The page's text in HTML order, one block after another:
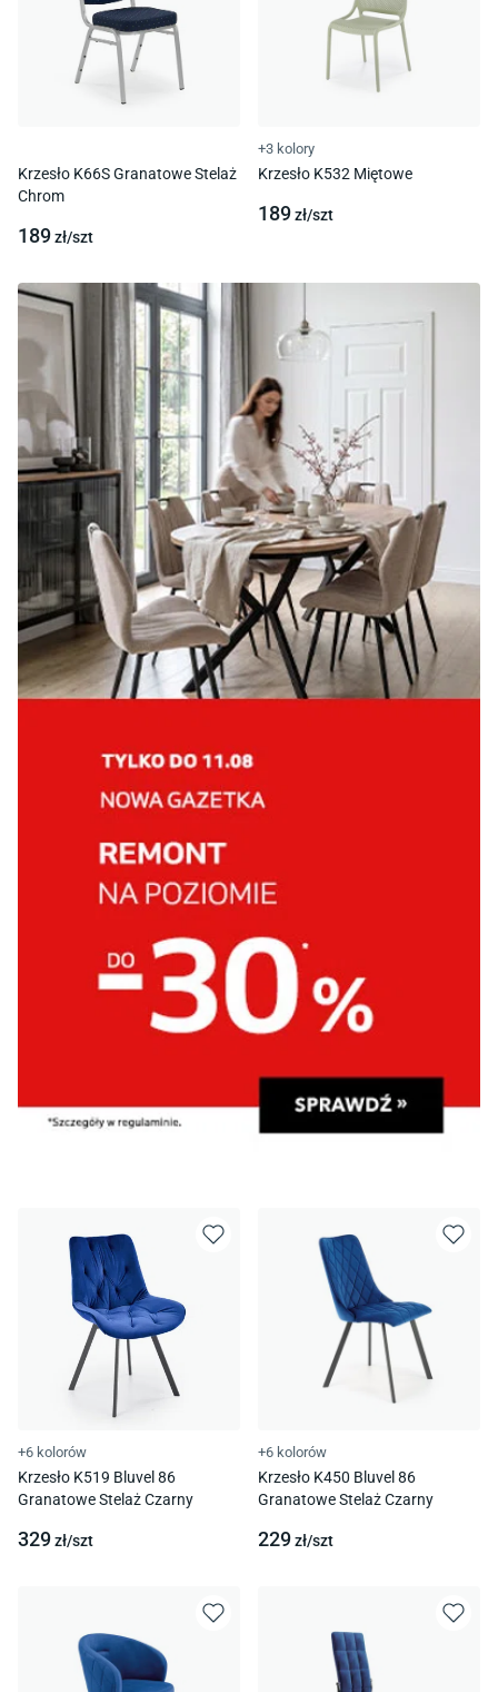
Krzesło K66S Granatowe Stelaż
Chrom
189zł/szt
+3 kolory
Krzesło K532 Miętowe
189zł/szt
+6 kolorów
Krzesło K519 Bluvel 86
Granatowe Stelaż Czarny
329zł/szt
+6 kolorów
Krzesło K450 Bluvel 86
Granatowe Stelaż Czarny
229zł/szt